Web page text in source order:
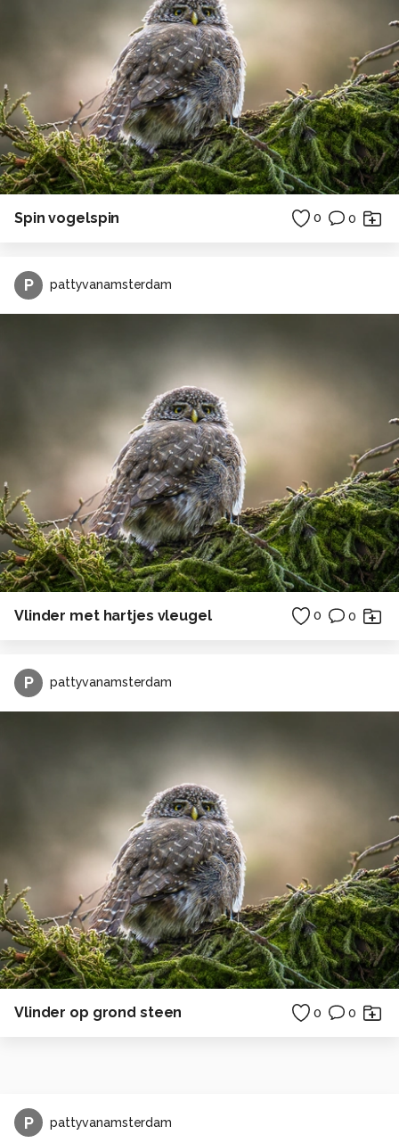
Spin vogelspin 0 0
P pattyvanamsterdam
Vlinder met hartjes vleugel 0 0
P pattyvanamsterdam
Vlinder op grond steen 0 0
P pattyvanamsterdam